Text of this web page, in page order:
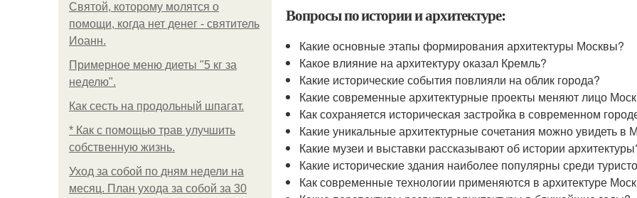
Святой, которому молятся о
помощи, когда нет денег - святитель
Иоанн.
Примерное меню диеты "5 кг за
неделю".
Как сесть на продольный шпагат.
* Как с помощью трав улучшить
собственную жизнь.
Уход за собой по дням недели на
месяц. План ухода за собой за 30
Вопросы по истории и архитектуре:
Какие основные этапы формирования архитектуры Москвы?
Какое влияние на архитектуру оказал Кремль?
Какие исторические события повлияли на облик города?
Какие современные архитектурные проекты меняют лицо
Как сохраняется историческая застройка в современном
Какие уникальные архитектурные сочетания можно увидеть в
Какие музеи и выставки рассказывают об истории
Какие исторические здания наиболее популярны среди
Как современные технологии применяются в архитектуре